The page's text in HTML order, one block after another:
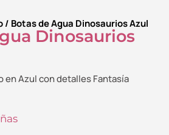
/ Botas de Agua Dinosaurios Azul
Dinosaurios
en Azul con detalles Fantasía